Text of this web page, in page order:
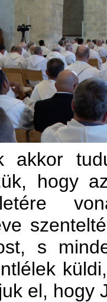
akkor
hogy
s
el, hogy